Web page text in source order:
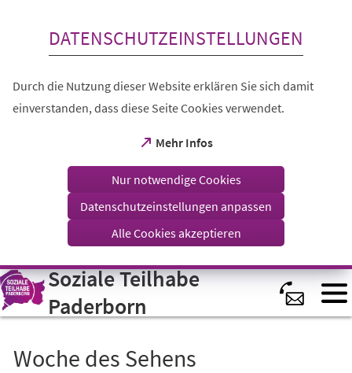
Visuelle
Assistenzsoftware
öffnen.
DATENSCHUTZEINSTELLUNGEN
Durch die Nutzung dieser Website erklären Sie sich damit
einverstanden, dass diese Seite Cookies verwendet.
Mehr Infos
(Öffnet
einem
Tab)
Nur notwendige Cookies
Datenschutzeinstellungen anpassen
Alle Cookies akzeptieren
Soziale Teilhabe
Paderborn
Woche des Sehens